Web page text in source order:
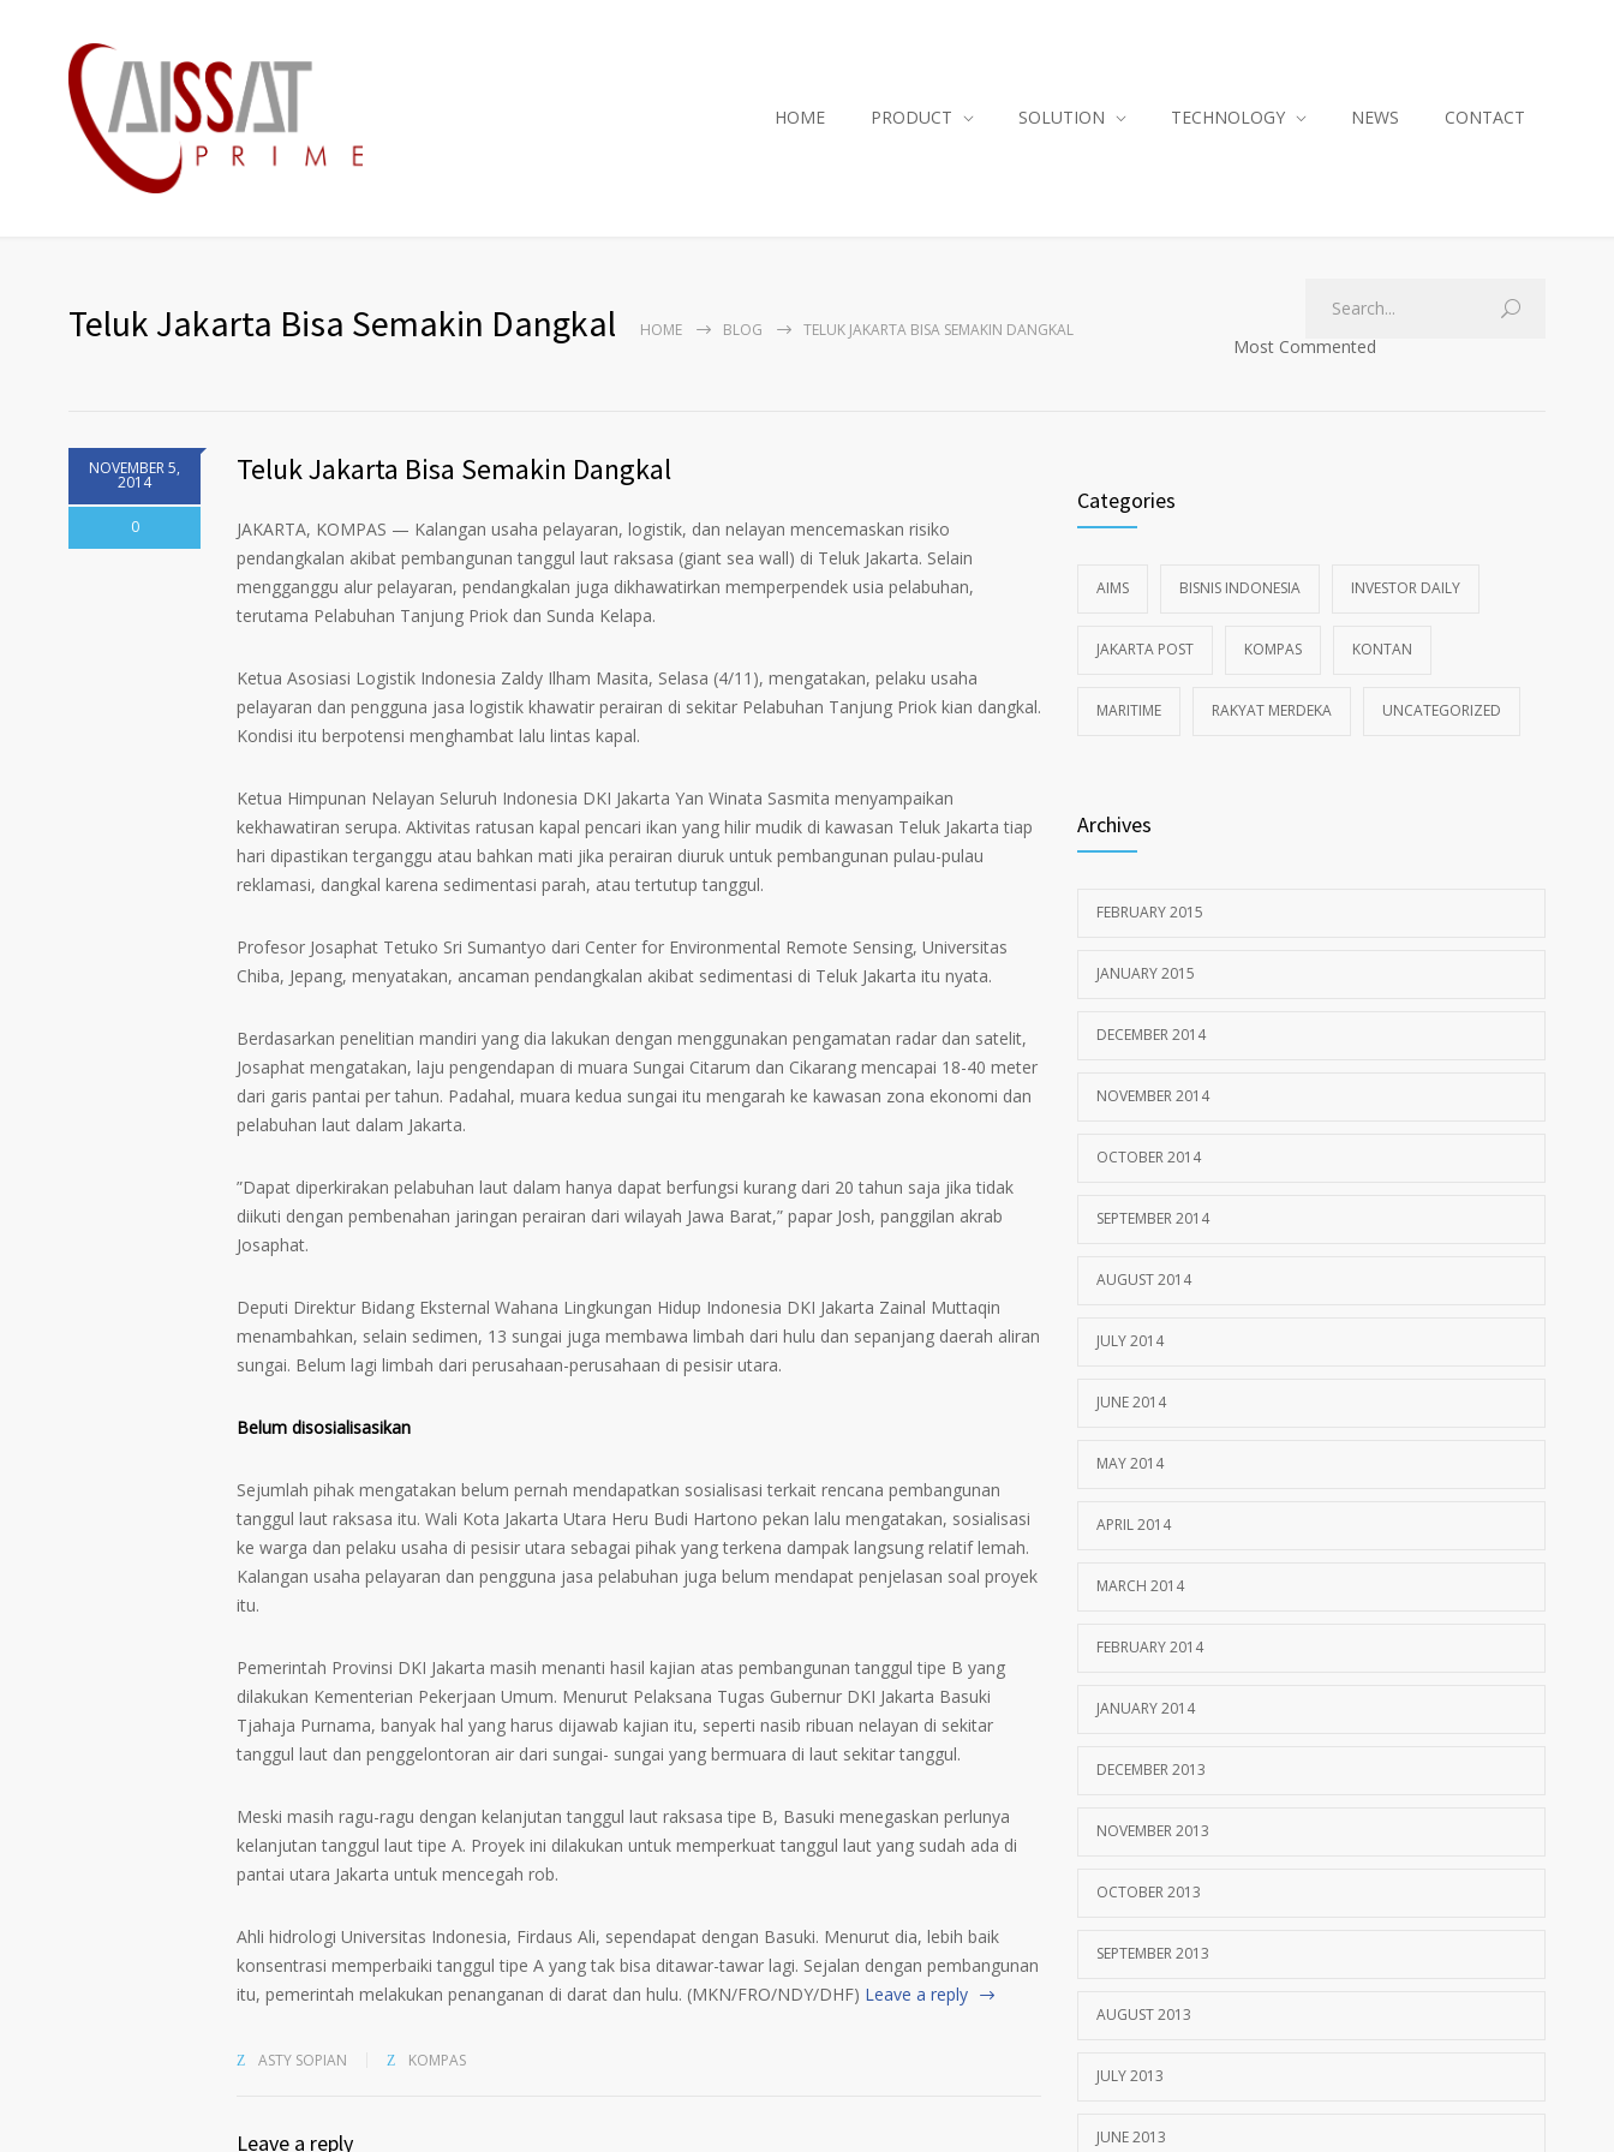
HOME PRODUCT SOLUTION TECHNOLOGY NEWS CONTACT
Teluk Jakarta Bisa Semakin Dangkal HOME BLOG TELUK JAKARTA BISA SEMAKIN DANGKAL
Most Commented
NOVEMBER 5,
2014
0
Teluk Jakarta Bisa Semakin Dangkal
JAKARTA, KOMPAS — Kalangan usaha pelayaran, logistik, dan nelayan mencemaskan risiko
pendangkalan akibat pembangunan tanggul laut raksasa (giant sea wall) di Teluk Jakarta. Selain
mengganggu alur pelayaran, pendangkalan juga dikhawatirkan memperpendek usia pelabuhan,
terutama Pelabuhan Tanjung Priok dan Sunda Kelapa.
Ketua Asosiasi Logistik Indonesia Zaldy Ilham Masita, Selasa (4/11), mengatakan, pelaku usaha
pelayaran dan pengguna jasa logistik khawatir perairan di sekitar Pelabuhan Tanjung Priok kian dangkal.
Kondisi itu berpotensi menghambat lalu lintas kapal.
Ketua Himpunan Nelayan Seluruh Indonesia DKI Jakarta Yan Winata Sasmita menyampaikan
kekhawatiran serupa. Aktivitas ratusan kapal pencari ikan yang hilir mudik di kawasan Teluk Jakarta tiap
hari dipastikan terganggu atau bahkan mati jika perairan diuruk untuk pembangunan pulau-pulau
reklamasi, dangkal karena sedimentasi parah, atau tertutup tanggul.
Profesor Josaphat Tetuko Sri Sumantyo dari Center for Environmental Remote Sensing, Universitas
Chiba, Jepang, menyatakan, ancaman pendangkalan akibat sedimentasi di Teluk Jakarta itu nyata.
Berdasarkan penelitian mandiri yang dia lakukan dengan menggunakan pengamatan radar dan satelit,
Josaphat mengatakan, laju pengendapan di muara Sungai Citarum dan Cikarang mencapai 18-40 meter
dari garis pantai per tahun. Padahal, muara kedua sungai itu mengarah ke kawasan zona ekonomi dan
pelabuhan laut dalam Jakarta.
”Dapat diperkirakan pelabuhan laut dalam hanya dapat berfungsi kurang dari 20 tahun saja jika tidak
diikuti dengan pembenahan jaringan perairan dari wilayah Jawa Barat,” papar Josh, panggilan akrab
Josaphat.
Deputi Direktur Bidang Eksternal Wahana Lingkungan Hidup Indonesia DKI Jakarta Zainal Muttaqin
menambahkan, selain sedimen, 13 sungai juga membawa limbah dari hulu dan sepanjang daerah aliran
sungai. Belum lagi limbah dari perusahaan-perusahaan di pesisir utara.
Belum disosialisasikan
Sejumlah pihak mengatakan belum pernah mendapatkan sosialisasi terkait rencana pembangunan
tanggul laut raksasa itu. Wali Kota Jakarta Utara Heru Budi Hartono pekan lalu mengatakan, sosialisasi
ke warga dan pelaku usaha di pesisir utara sebagai pihak yang terkena dampak langsung relatif lemah.
Kalangan usaha pelayaran dan pengguna jasa pelabuhan juga belum mendapat penjelasan soal proyek
itu.
Pemerintah Provinsi DKI Jakarta masih menanti hasil kajian atas pembangunan tanggul tipe B yang
dilakukan Kementerian Pekerjaan Umum. Menurut Pelaksana Tugas Gubernur DKI Jakarta Basuki
Tjahaja Purnama, banyak hal yang harus dijawab kajian itu, seperti nasib ribuan nelayan di sekitar
tanggul laut dan penggelontoran air dari sungai- sungai yang bermuara di laut sekitar tanggul.
Meski masih ragu-ragu dengan kelanjutan tanggul laut raksasa tipe B, Basuki menegaskan perlunya
kelanjutan tanggul laut tipe A. Proyek ini dilakukan untuk memperkuat tanggul laut yang sudah ada di
pantai utara Jakarta untuk mencegah rob.
Ahli hidrologi Universitas Indonesia, Firdaus Ali, sependapat dengan Basuki. Menurut dia, lebih baik
konsentrasi memperbaiki tanggul tipe A yang tak bisa ditawar-tawar lagi. Sejalan dengan pembangunan
itu, pemerintah melakukan penanganan di darat dan hulu. (MKN/FRO/NDY/DHF) Leave a reply
ASTY SOPIAN KOMPAS
Leave a reply
Categories
AIMS BISNIS INDONESIA INVESTOR DAILY
JAKARTA POST KOMPAS KONTAN
MARITIME RAKYAT MERDEKA UNCATEGORIZED
Archives
FEBRUARY 2015
JANUARY 2015
DECEMBER 2014
NOVEMBER 2014
OCTOBER 2014
SEPTEMBER 2014
AUGUST 2014
JULY 2014
JUNE 2014
MAY 2014
APRIL 2014
MARCH 2014
FEBRUARY 2014
JANUARY 2014
DECEMBER 2013
NOVEMBER 2013
OCTOBER 2013
SEPTEMBER 2013
AUGUST 2013
JULY 2013
JUNE 2013